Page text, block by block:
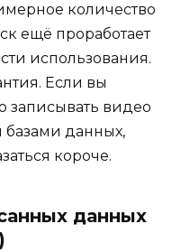
количество
ещё проработает
использования.
Если вы
записывать видео
базами данных,
короче.
данных